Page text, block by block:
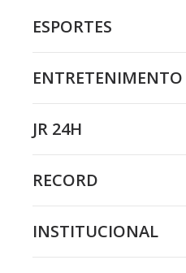
ESPORTES
ENTRETENIMENTO
JR 24H
RECORD
INSTITUCIONAL